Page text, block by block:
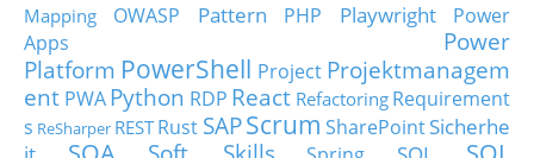
Mapping
OWASP Pattern PHP Playwright
Power
Apps
Power
Platform PowerShell Project Projektmanagem
ent PWA Python RDP React Refactoring Requirement
s ReSharper RESTRust SAPScrum SharePointSicherhe